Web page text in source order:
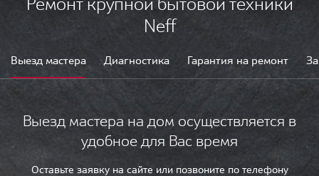
Neff
Выезд мастера Диагностика Гарантия на ремонт
Выезд мастера на дом осуществляется в
удобное для Вас время
Оставьте заявку на сайте или позвоните по телефону